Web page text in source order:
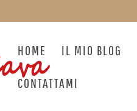
HOME IL MIO BLOG
CONTATTAMI